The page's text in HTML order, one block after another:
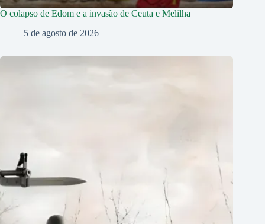
O colapso de Edom e a invasão de Ceuta e Melilha
5 de agosto de 2026